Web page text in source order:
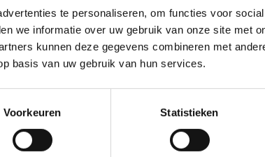
te personaliseren, om functies voor
we informatie over uw gebruik van onze site met
kunnen deze gegevens combineren met
basis van uw gebruik van hun services.
Voorkeuren Statistieken
+
bij de
Sportdienst
of 03 650 03 32